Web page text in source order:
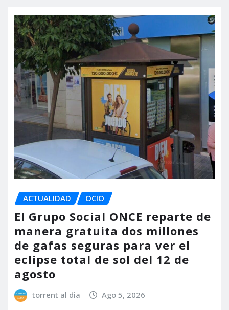
ACTUALIDAD OCIO
El Grupo Social ONCE reparte de
manera gratuita dos millones
de gafas seguras para ver el
eclipse total de sol del 12 de
agosto
torrent al dia Ago 5, 2026